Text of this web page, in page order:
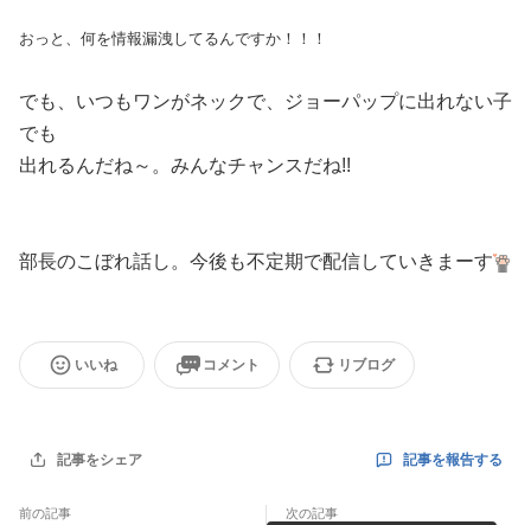
おっと、何を情報漏洩してるんですか！！！
でも、いつもワンがネックで、ジョーパップに出れない子
でも
出れるんだね～。みんなチャンスだね!!
部長のこぼれ話し。今後も不定期で配信していきまーす
いいね コメント リブログ
記事をシェア 記事を報告する
前の記事 次の記事